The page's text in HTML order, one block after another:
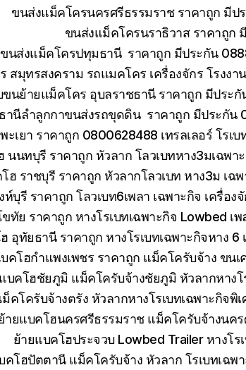
ขนส่งแม็คโครนครศรีธรรมราช ราคาถูก มีป
ขนส่งแม็คโครนราธิวาส ราคาถูก
ขนส่งแม็คโครปทุมธานี ราคาถูก มีประกัน
สมุทรสงคราม รถแมคโคร เครื่องจักร โรงงาน
ขนย้ายแม็คโคร อุบลราชธานี ราคาถูก มีประกั
านีลำลูกกาขนส่งรถขุดดิน ราคาถูก มีประกัน
เยา ราคาถูก 0800628488 เทรลเลอร์ โรเบ
นนทบุรี ราคาถูก หัวลาก โลวเบทหาง3มเฉพา
ฮ ราชบุรี ราคาถูก หัวลากโลวเบท หาง3ม เฉพ
บุรี ราคาถูก โลวเบท6เพลา เฉพาะกิจ เครื่อง
ทัย ราคาถูก หางโรเบทเฉพาะกิจ Lowbed เพ
อุทัยธานี ราคาถูก หางโรเบทเฉพาะกิจหาง 6
คโฮกำแพงเพชร ราคาถูก แม็คโครับจ้าง ขนเ
บคโฮชัยภูมิ แม็คโครับจ้างชัยภูมิ หัวลากหางโ
คโครับจ้างตรัง หัวลากหางโรเบทเฉพาะกิจพิ
ายแบคโฮนครศรีธรรมราช แม็คโครับจ้างนค
ย้ายแบคโฮประจวบ Lowbed Trailer หางโ
คโฮปัตตานี แม็คโครับจ้าง หัวลาก โรเบทเฉพา